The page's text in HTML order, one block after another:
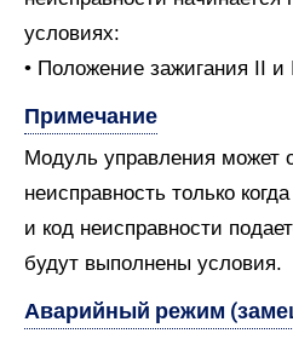
условиях:
• Положение зажигания II и
Примечание
Модуль управления может
неисправность только
и код неисправности
будут выполнены условия.
Аварийный режим